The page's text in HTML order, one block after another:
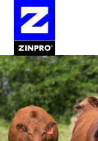
Pesquisar
por: